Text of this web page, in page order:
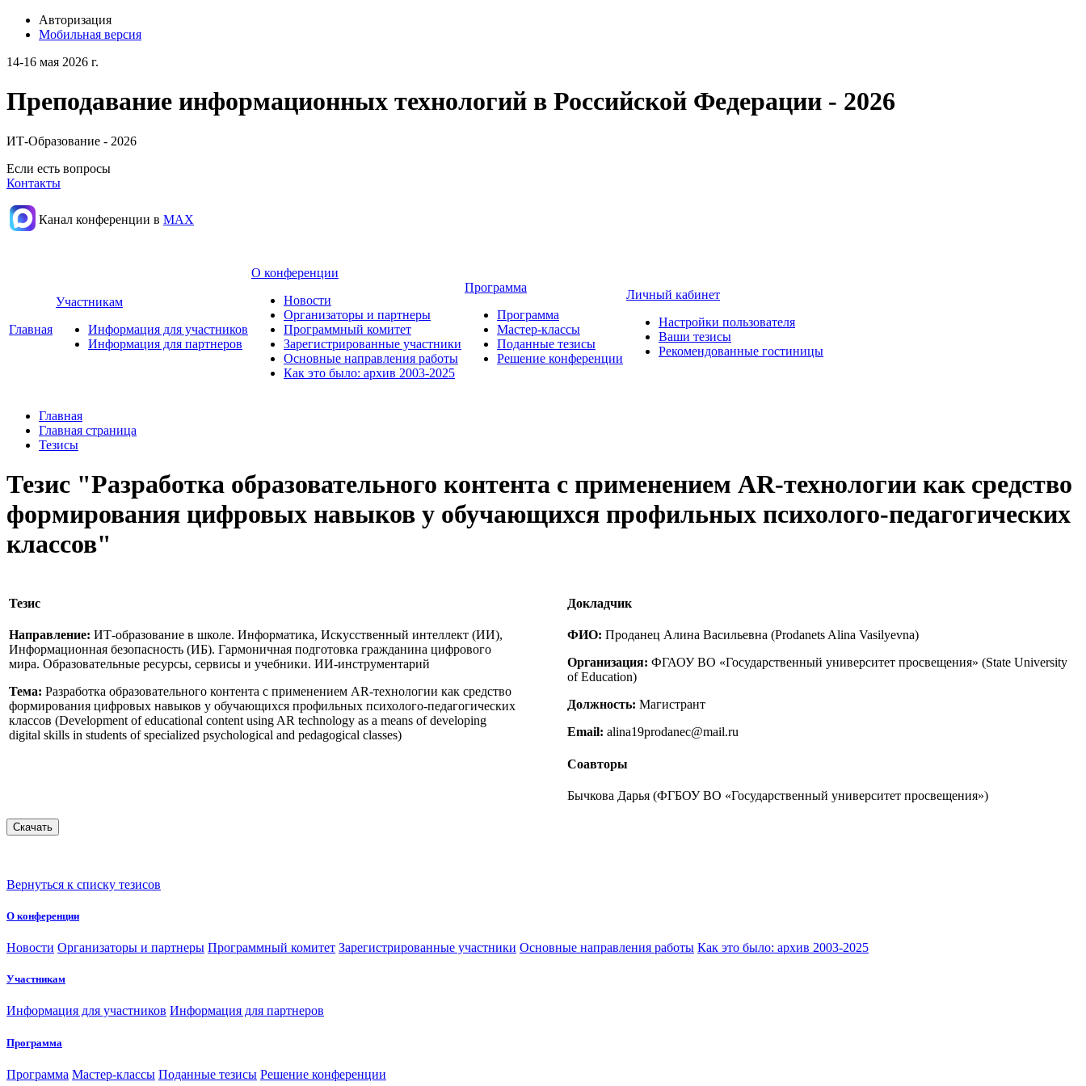
Авторизация
Мобильная версия
14-16 мая 2026 г.
Преподавание информационных технологий в Российской Федерации - 2026
ИТ-Образование - 2026
Если есть вопросы
Контакты
Канал конференции в МАХ
Главная
Участникам
Информация для участников
Информация для партнеров
О конференции
Новости
Организаторы и партнеры
Программный комитет
Зарегистрированные участники
Основные направления работы
Как это было: архив 2003-2025
Программа
Программа
Мастер-классы
Поданные тезисы
Решение конференции
Личный кабинет
Настройки пользователя
Ваши тезисы
Рекомендованные гостиницы
Главная
Главная страница
Тезисы
Тезис "Разработка образовательного контента с применением AR-технологии как средство
формирования цифровых навыков у обучающихся профильных психолого-педагогических
классов"
Тезис
Направление: ИТ-образование в школе. Информатика, Искусственный интеллект (ИИ),
Информационная безопасность (ИБ). Гармоничная подготовка гражданина цифрового
мира. Образовательные ресурсы, сервисы и учебники. ИИ-инструментарий
Тема: Разработка образовательного контента с применением AR-технологии как средство
формирования цифровых навыков у обучающихся профильных психолого-педагогических
классов (Development of educational content using AR technology as a means of developing
digital skills in students of specialized psychological and pedagogical classes)
Докладчик
ФИО: Проданец Алина Васильевна (Prodanets Alina Vasilyevna)
Организация: ФГАОУ ВО «Государственный университет просвещения» (State University
of Education)
Должность: Магистрант
Email: alina19prodanec@mail.ru
Соавторы
Бычкова Дарья (ФГБОУ ВО «Государственный университет просвещения»)
Вернуться к списку тезисов
О конференции
Новости Организаторы и партнеры Программный комитет Зарегистрированные участники Основные направления работы Как это было: архив 2003-2025
Участникам
Информация для участников Информация для партнеров
Программа
Программа Мастер-классы Поданные тезисы Решение конференции